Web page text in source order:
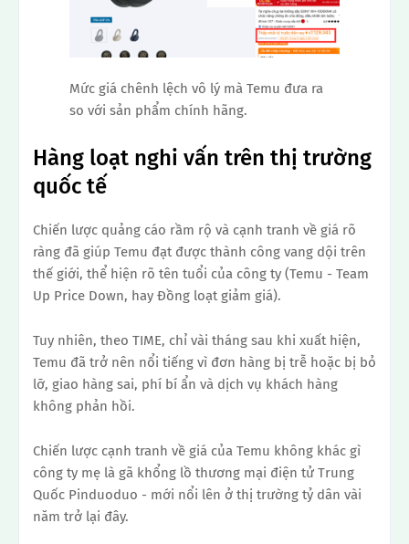
Mức giá chênh lệch vô lý mà Temu đưa ra
so với sản phẩm chính hãng.
Hàng loạt nghi vấn trên thị trường
quốc tế
Chiến lược quảng cáo rầm rộ và cạnh tranh về giá rõ
ràng đã giúp Temu đạt được thành công vang dội trên
thế giới, thể hiện rõ tên tuổi của công ty (Temu - Team
Up Price Down, hay Đồng loạt giảm giá).
Tuy nhiên, theo TIME, chỉ vài tháng sau khi xuất hiện,
Temu đã trở nên nổi tiếng vì đơn hàng bị trễ hoặc bị bỏ
lỡ, giao hàng sai, phí bí ẩn và dịch vụ khách hàng
không phản hồi.
Chiến lược cạnh tranh về giá của Temu không khác gì
công ty mẹ là gã khổng lồ thương mại điện tử Trung
Quốc Pinduoduo - mới nổi lên ở thị trường tỷ dân vài
năm trở lại đây.